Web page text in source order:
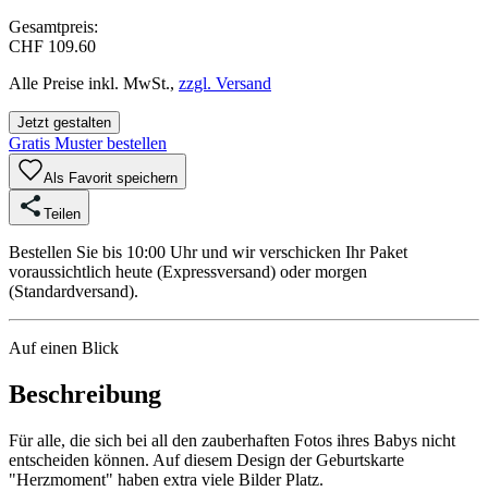
Gesamtpreis:
CHF 109.60
Alle Preise inkl. MwSt., zzgl. Versand
Jetzt gestalten
Gratis Muster bestellen
Als Favorit speichern
Teilen
Bestellen Sie bis 10:00 Uhr und wir verschicken Ihr Paket
voraussichtlich heute (Expressversand) oder morgen
(Standardversand).
Auf einen Blick
Beschreibung
Für alle, die sich bei all den zauberhaften Fotos ihres Babys nicht
entscheiden können. Auf diesem Design der Geburtskarte
"Herzmoment" haben extra viele Bilder Platz.